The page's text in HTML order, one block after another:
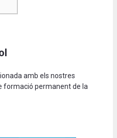
amb els nostres
formació permanent de la